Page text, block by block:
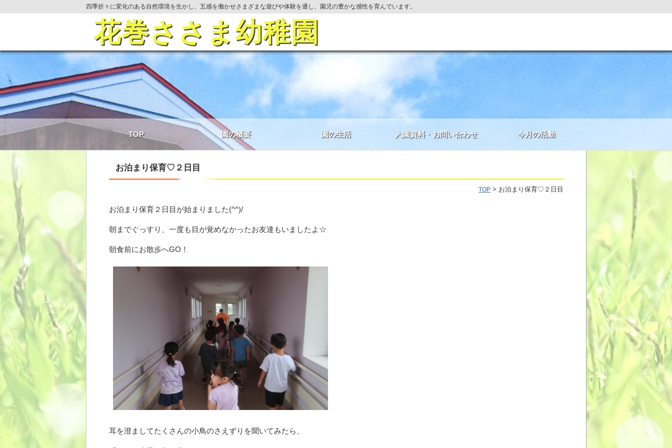
四季折々に変化のある自然環境を生かし、五感を働かせさまざまな遊びや体験を通し、園児の豊かな感性を育んでいます。
花巻ささま幼稚園
TOP 園の概要 園の生活 入園資料・お問い合わせ 今月の活動
お泊まり保育♡２日目
TOP > お泊まり保育♡２日目
お泊まり保育２日目が始まりました(^^)/
朝までぐっすり、一度も目が覚めなかったお友達もいましたよ☆
朝食前にお散歩へGO！
耳を澄ましてたくさんの小鳥のさえずりを聞いてみたら、